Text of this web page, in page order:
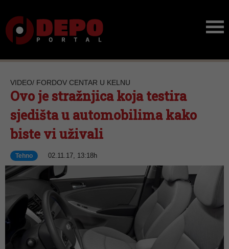
VIDEO/ FORDOV CENTAR U KELNU
Ovo je stražnjica koja testira
sjedišta u automobilima kako
biste vi uživali
Tehno 02.11.17, 13:18h